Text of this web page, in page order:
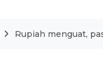
Rupiah menguat,